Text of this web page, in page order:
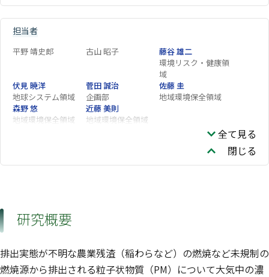
担当者
平野 靖史郎 古山 昭子
藤谷 雄二
環境リスク・健康領
域
伏見 暁洋
地球システム領域
菅田 誠治
企画部
佐藤 圭
地域環境保全領域
森野 悠
地域環境保全領域
近藤 美則
地域環境保全領域
全て見る
閉じる
研究概要
排出実態が不明な農業残渣（稲わらなど）の燃焼など未規制の
燃焼源から排出される粒子状物質（PM）について大気中の濃